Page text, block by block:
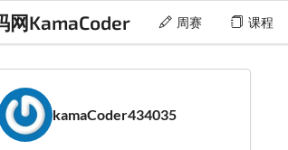
网KamaCoder 周赛 课程
kamaCoder434035